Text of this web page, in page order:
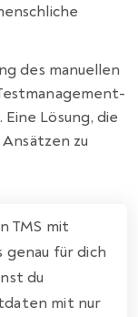
des manuellen
Lösung, die
zu
TMS mit
genau für dich
du
mit nur